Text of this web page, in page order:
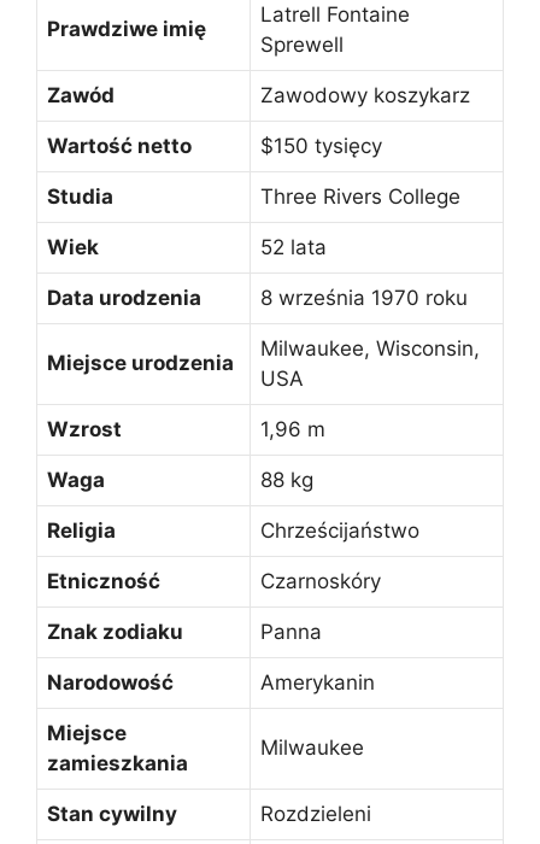
Prawdziwe imię
Latrell Fontaine
Sprewell
Zawód Zawodowy koszykarz
Wartość netto $150 tysięcy
Studia Three Rivers College
Wiek 52 lata
Data urodzenia 8 września 1970 roku
Miejsce urodzenia
Milwaukee, Wisconsin,
USA
Wzrost 1,96 m
Waga 88 kg
Religia Chrześcijaństwo
Etniczność Czarnoskóry
Znak zodiaku Panna
Narodowość Amerykanin
Miejsce
zamieszkania
Milwaukee
Stan cywilny Rozdzieleni